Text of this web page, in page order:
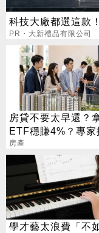
科技大廠都選這款
PR・大新禮品有限公司
房貸不要太早還？
ETF穩賺4%？專家
音沒說完的真相
房產
學才藝太浪費「不